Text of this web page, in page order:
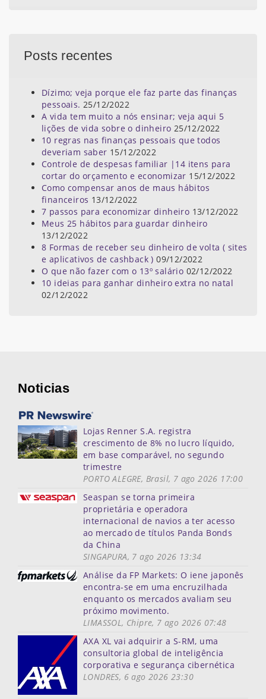
Posts recentes
Dízimo; veja porque ele faz parte das finanças
pessoais. 25/12/2022
A vida tem muito a nós ensinar; veja aqui 5
lições de vida sobre o dinheiro 25/12/2022
10 regras nas finanças pessoais que todos
deveriam saber 15/12/2022
Controle de despesas familiar |14 itens para
cortar do orçamento e economizar 15/12/2022
Como compensar anos de maus hábitos
financeiros 13/12/2022
7 passos para economizar dinheiro 13/12/2022
Meus 25 hábitos para guardar dinheiro
13/12/2022
8 Formas de receber seu dinheiro de volta ( sites
e aplicativos de cashback ) 09/12/2022
O que não fazer com o 13º salário 02/12/2022
10 ideias para ganhar dinheiro extra no natal
02/12/2022
Noticias
Lojas Renner S.A. registra
crescimento de 8% no lucro líquido,
em base comparável, no segundo
trimestre
PORTO ALEGRE, Brasil, 7 ago 2026 17:00
Seaspan se torna primeira
proprietária e operadora
internacional de navios a ter acesso
ao mercado de títulos Panda Bonds
da China
SINGAPURA, 7 ago 2026 13:34
Análise da FP Markets: O iene japonês
encontra-se em uma encruzilhada
enquanto os mercados avaliam seu
próximo movimento.
LIMASSOL, Chipre, 7 ago 2026 07:48
AXA XL vai adquirir a S-RM, uma
consultoria global de inteligência
corporativa e segurança cibernética
LONDRES, 6 ago 2026 23:30